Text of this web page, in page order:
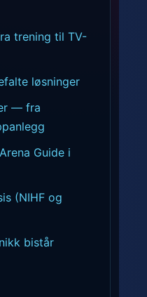
trening til TV-
løsninger
— fra
Guide i
(NIHF og
bistår